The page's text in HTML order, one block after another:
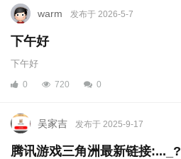
warm 发布于 2026-5-7
下午好
下午好
0 720 0
吴家吉 发布于 2025-9-17
腾讯游戏三角洲最新链接:..._?